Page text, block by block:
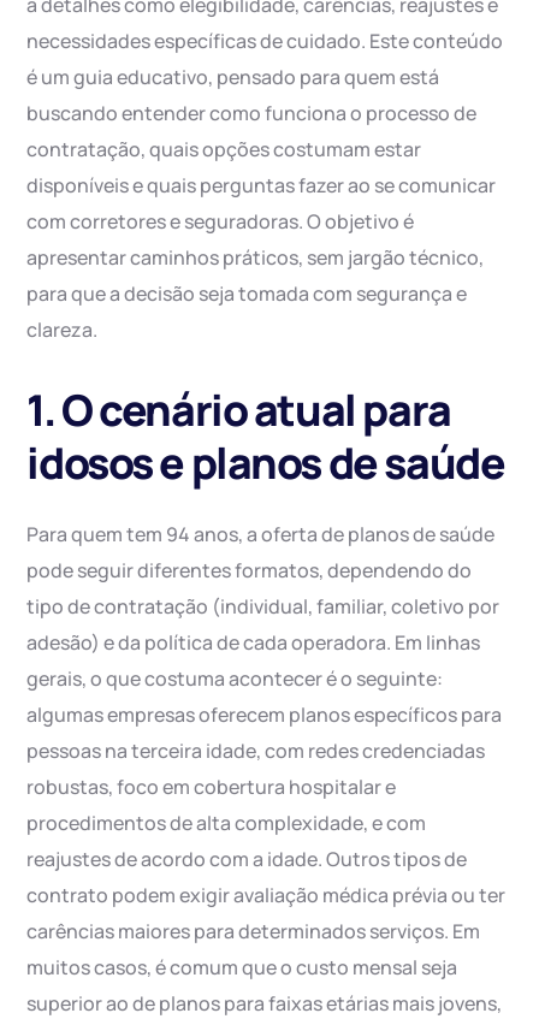
necessidades específicas de cuidado. Este conteúdo
é um guia educativo, pensado para quem está
buscando entender como funciona o processo de
contratação, quais opções costumam estar
disponíveis e quais perguntas fazer ao se comunicar
com corretores e seguradoras. O objetivo é
apresentar caminhos práticos, sem jargão técnico,
para que a decisão seja tomada com segurança e
clareza.
1. O cenário atual para
idosos e planos de saúde
Para quem tem 94 anos, a oferta de planos de saúde
pode seguir diferentes formatos, dependendo do
tipo de contratação (individual, familiar, coletivo por
adesão) e da política de cada operadora. Em linhas
gerais, o que costuma acontecer é o seguinte:
algumas empresas oferecem planos específicos para
pessoas na terceira idade, com redes credenciadas
robustas, foco em cobertura hospitalar e
procedimentos de alta complexidade, e com
reajustes de acordo com a idade. Outros tipos de
contrato podem exigir avaliação médica prévia ou ter
carências maiores para determinados serviços. Em
muitos casos, é comum que o custo mensal seja
superior ao de planos para faixas etárias mais jovens,